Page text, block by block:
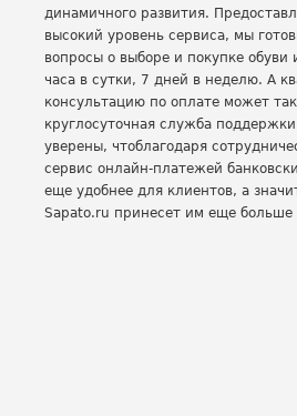
динамичного развития.
высокий уровень сервиса, мы
вопросы о выборе и покупке обуви
часа в сутки, 7 дней в неделю. А
консультацию по оплате может
круглосуточная служба
уверены, чтоблагодаря
сервис онлайн-платежей
еще удобнее для клиентов, а
Sapato.ru принесет им еще больше